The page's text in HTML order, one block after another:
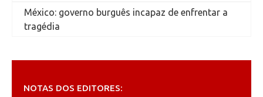
México: governo burguês incapaz de enfrentar a
tragédia
NOTAS DOS EDITORES: